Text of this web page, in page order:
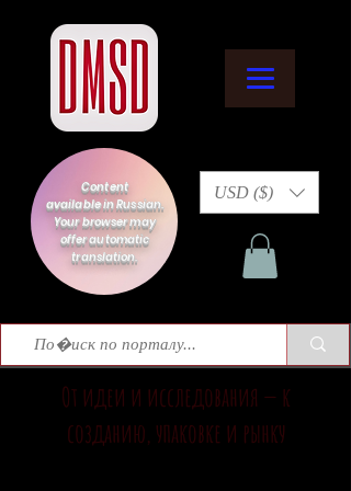
Content
available in Russian.
Your browser may
offer automatic
translation.
USD ($)
От идеи и исследования — к
созданию, упаковке и рынку